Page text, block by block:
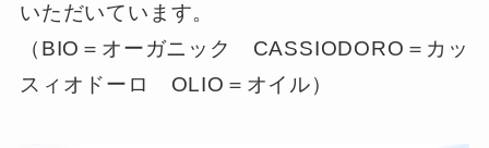
いただいています。
（BIO＝オーガニック CASSIODORO＝カッ
スィオドーロ OLIO＝オイル）